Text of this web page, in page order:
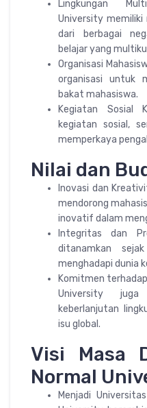
Lingkungan
University
dari berbagai
belajar yang
Organisasi
organisasi untuk
bakat mahasiswa.
Kegiatan Sosial
kegiatan sosial,
memperkaya
Nilai dan
Inovasi dan
mendorong
inovatif dalam
Integritas dan
ditanamkan
menghadapi dunia
Komitmen
University
keberlanjutan
isu global.
Visi Masa
Normal
Menjadi